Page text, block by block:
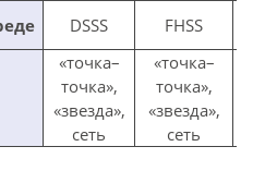
DSSS FHSS
«точка–
точка»,
«звезда»,
сеть
«точка–
точка»,
«звезда»,
сеть